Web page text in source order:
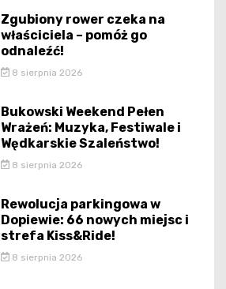
Zgubiony rower czeka na
właściciela – pomóż go
odnaleźć!
8 sierpnia 2026
Bukowski Weekend Pełen
Wrażeń: Muzyka, Festiwale i
Wędkarskie Szaleństwo!
8 sierpnia 2026
Rewolucja parkingowa w
Dopiewie: 66 nowych miejsc i
strefa Kiss&Ride!
8 sierpnia 2026